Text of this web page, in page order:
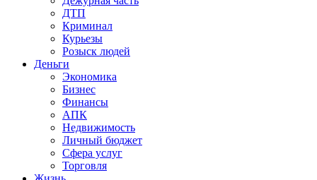
ДТП
Криминал
Курьезы
Розыск людей
Деньги
Экономика
Бизнес
Финансы
АПК
Недвижимость
Личный бюджет
Сфера услуг
Торговля